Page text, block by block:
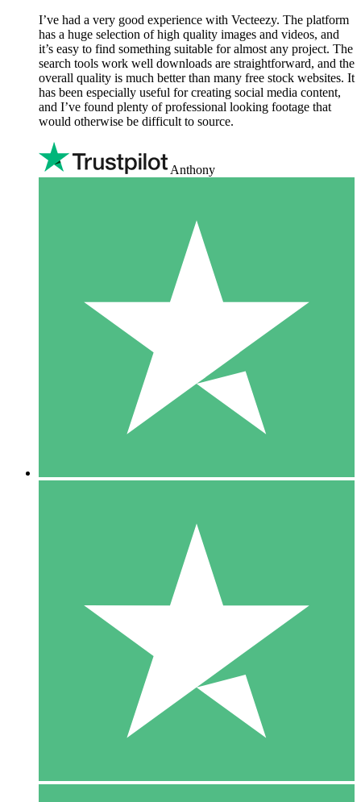
I’ve had a very good experience with Vecteezy. The platform
has a huge selection of high quality images and videos, and
it’s easy to find something suitable for almost any project. The
search tools work well downloads are straightforward, and the
overall quality is much better than many free stock websites. It
has been especially useful for creating social media content,
and I’ve found plenty of professional looking footage that
would otherwise be difficult to source.
Anthony